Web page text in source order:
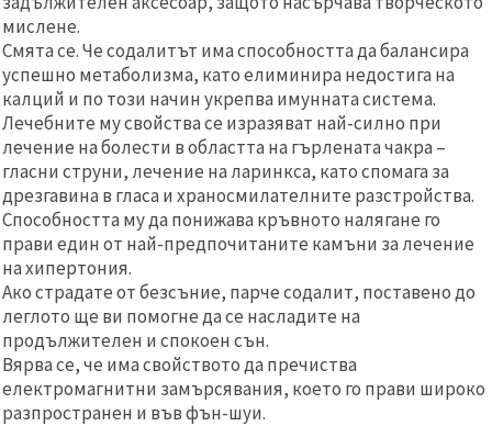
мислене.
Смята се. Че содалитът има способността да балансира
успешно метаболизма, като елиминира недостига на
калций и по този начин укрепва имунната система.
Лечебните му свойства се изразяват най-силно при
лечение на болести в областта на гърлената чакра –
гласни струни, лечение на ларинкса, като спомага за
дрезгавина в гласа и храносмилателните разстройства.
Способността му да понижава кръвното налягане го
прави един от най-предпочитаните камъни за лечение
на хипертония.
Ако страдате от безсъние, парче содалит, поставено до
леглото ще ви помогне да се насладите на
продължителен и спокоен сън.
Вярва се, че има свойството да пречиства
електромагнитни замърсявания, което го прави широко
разпространен и във фън-шуи.